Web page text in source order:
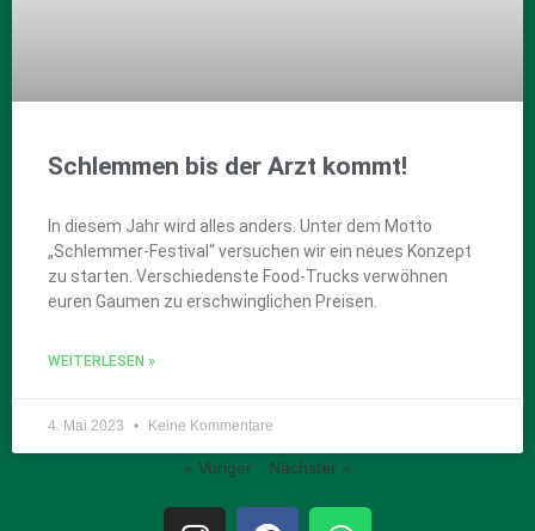
Schlemmen bis der Arzt kommt!
In diesem Jahr wird alles anders. Unter dem Motto
„Schlemmer-Festival“ versuchen wir ein neues Konzept
zu starten. Verschiedenste Food-Trucks verwöhnen
euren Gaumen zu erschwinglichen Preisen.
WEITERLESEN »
4. Mai 2023 Keine Kommentare
« Voriger Nächster »